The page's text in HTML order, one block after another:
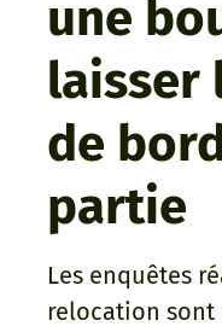
une
laisser
de
partie
Les enquêtes
relocation sont